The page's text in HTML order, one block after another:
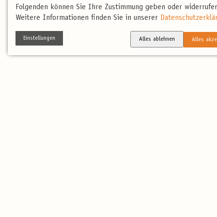
Folgenden können Sie Ihre Zustimmung geben oder
Weitere Informationen finden Sie in unserer
Einstellungen Alles ablehnen Alles